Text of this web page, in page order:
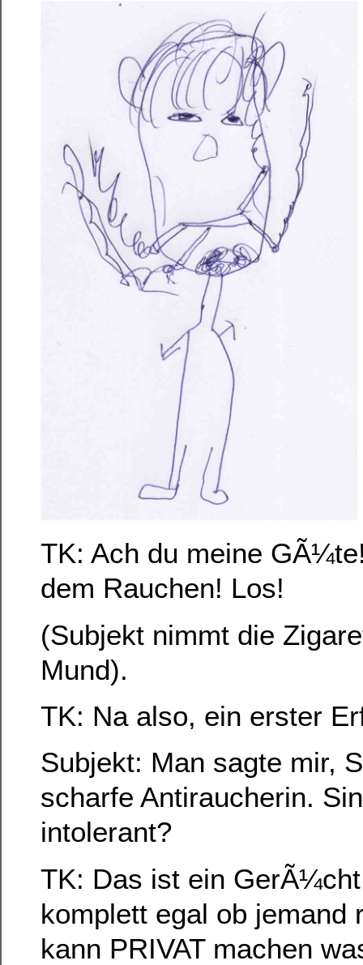
TK: Ach du meine
dem Rauchen! Los!
(Subjekt nimmt die
Mund).
TK: Na also, ein erster
Subjekt: Man sagte mir,
scharfe Antiraucherin.
intolerant?
TK: Das ist ein
komplett egal ob jemand
kann PRIVAT machen